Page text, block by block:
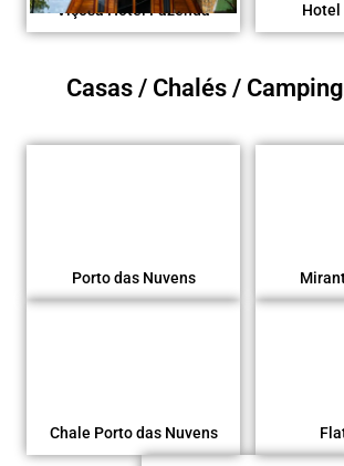
Viçosa Hotel Fazenda
Casas / Chalés /
Porto das Nuvens
Chale Porto das Nuvens